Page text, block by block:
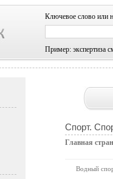
Ключевое слово или
Пример: экспертиза
Спорт.
Главная
Водный